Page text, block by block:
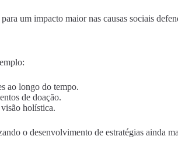
um impacto maior nas causas sociais
ao longo do tempo.
de doação.
holística.
o desenvolvimento de estratégias ainda